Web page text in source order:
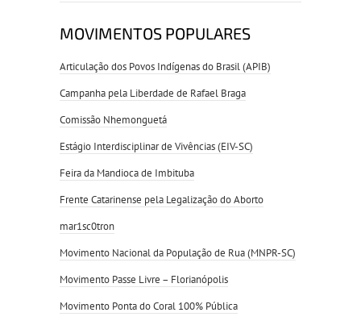
MOVIMENTOS POPULARES
Articulação dos Povos Indígenas do Brasil (APIB)
Campanha pela Liberdade de Rafael Braga
Comissão Nhemonguetá
Estágio Interdisciplinar de Vivências (EIV-SC)
Feira da Mandioca de Imbituba
Frente Catarinense pela Legalização do Aborto
mar1sc0tron
Movimento Nacional da População de Rua (MNPR-SC)
Movimento Passe Livre – Florianópolis
Movimento Ponta do Coral 100% Pública